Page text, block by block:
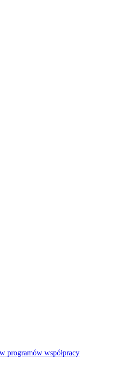
programów współpracy